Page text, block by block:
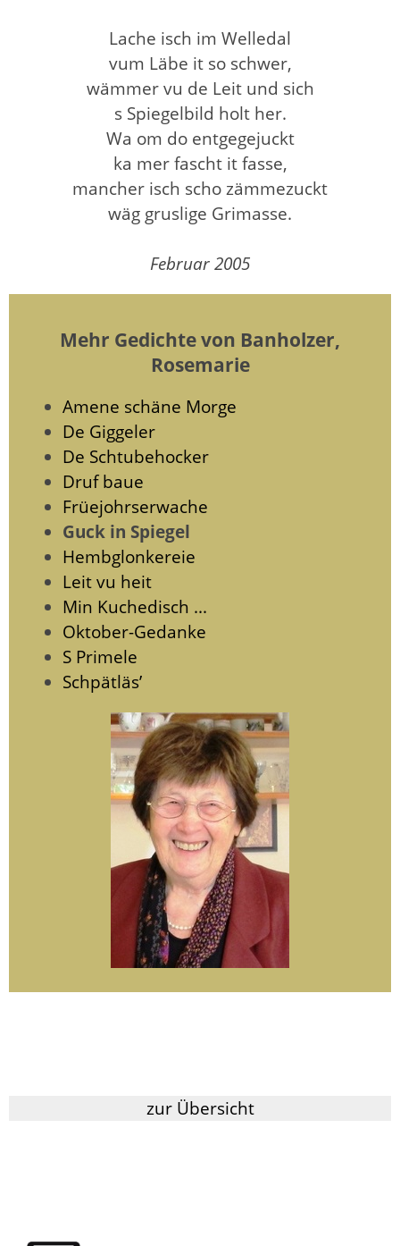
Lache isch im Welledal
vum Läbe it so schwer,
wämmer vu de Leit und sich
s Spiegelbild holt her.
Wa om do entgegejuckt
ka mer fascht it fasse,
mancher isch scho zämmezuckt
wäg gruslige Grimasse.
Februar 2005
Mehr Gedichte von Banholzer,
Rosemarie
Amene schäne Morge
De Giggeler
De Schtubehocker
Druf baue
Früejohrserwache
Guck in Spiegel
Hembglonkereie
Leit vu heit
Min Kuchedisch ...
Oktober-Gedanke
S Primele
Schpätläs’
zur Übersicht